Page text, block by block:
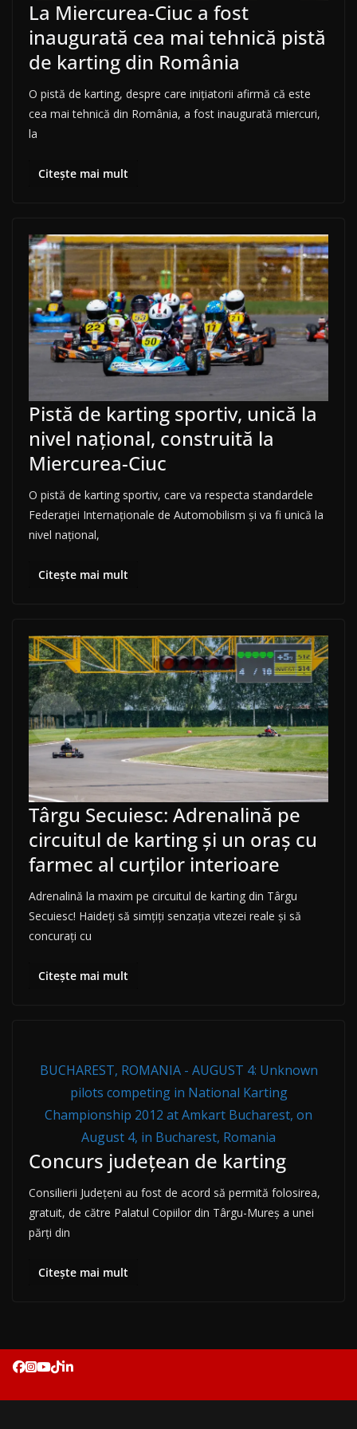
La Miercurea-Ciuc a fost
inaugurată cea mai tehnică pistă
de karting din România
O pistă de karting, despre care iniţiatorii afirmă că este
cea mai tehnică din România, a fost inaugurată miercuri,
la
Citește mai mult
Pistă de karting sportiv, unică la
nivel naţional, construită la
Miercurea-Ciuc
O pistă de karting sportiv, care va respecta standardele
Federaţiei Internaţionale de Automobilism şi va fi unică la
nivel naţional,
Citește mai mult
Târgu Secuiesc: Adrenalină pe
circuitul de karting și un oraș cu
farmec al curților interioare
Adrenalină la maxim pe circuitul de karting din Târgu
Secuiesc! Haideți să simțiți senzația vitezei reale și să
concurați cu
Citește mai mult
BUCHAREST, ROMANIA - AUGUST 4: Unknown
pilots competing in National Karting
Championship 2012 at Amkart Bucharest, on
August 4, in Bucharest, Romania
Concurs județean de karting
Consilierii Județeni au fost de acord să permită folosirea,
gratuit, de către Palatul Copiilor din Târgu-Mureș a unei
părți din
Citește mai mult